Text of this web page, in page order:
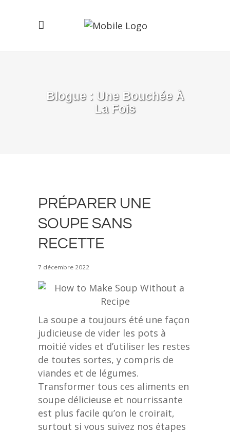
Blogue : Une Bouchée À
La Fois
PRÉPARER UNE
SOUPE SANS
RECETTE
7 décembre 2022
La soupe a toujours été une façon
judicieuse de vider les pots à
moitié vides et d’utiliser les restes
de toutes sortes, y compris de
viandes et de légumes.
Transformer tous ces aliments en
soupe délicieuse et nourrissante
est plus facile qu’on le croirait,
surtout si vous suivez nos étapes